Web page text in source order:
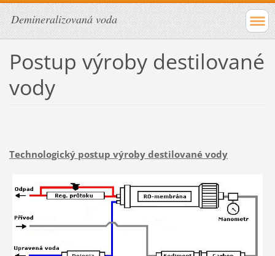
Demineralizovaná voda
Postup výroby destilované
vody
Technologický postup výroby destilované vody